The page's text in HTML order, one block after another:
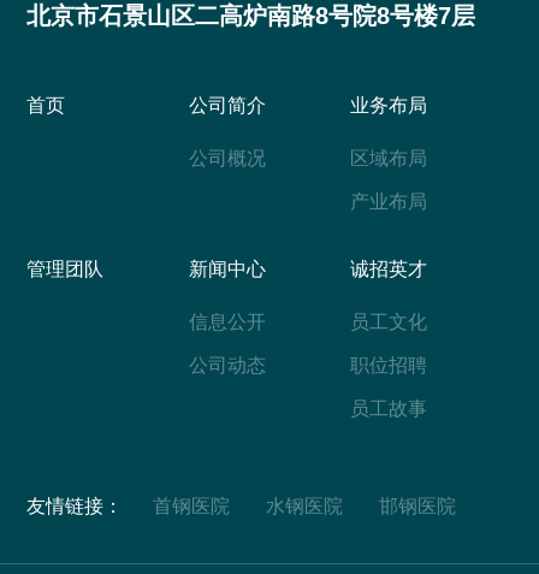
北京市石景山区二高炉南路8号院8号楼7层
首页 公司简介
公司概况
业务布局
区域布局
产业布局
管理团队 新闻中心
信息公开
公司动态
诚招英才
员工文化
职位招聘
员工故事
友情链接： 首钢医院 水钢医院 邯钢医院